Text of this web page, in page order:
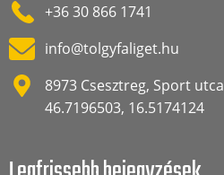
+36 30 866 1741
info@tolgyfaliget.hu
8973 Csesztreg, Sport utca
46.7196503, 16.5174124